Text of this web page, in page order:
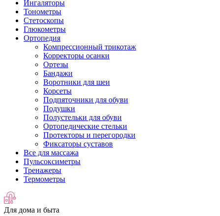
Ингаляторы
Тонометры
Стетоскопы
Глюкометры
Ортопедия
Компрессионный трикотаж
Корректоры осанки
Ортезы
Бандажи
Воротники для шеи
Корсеты
Подпяточники для обуви
Подушки
Полустельки для обуви
Ортопедические стельки
Протекторы и перегородки
Фиксаторы суставов
Все для массажа
Пульсоксиметры
Тренажеры
Термометры
Для дома и быта